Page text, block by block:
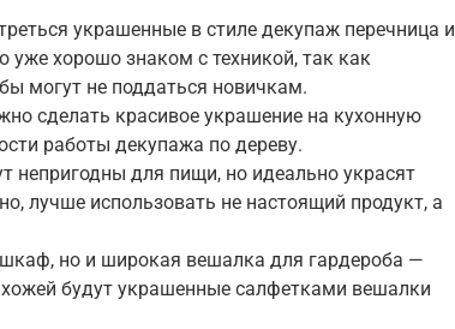
украшенные в стиле декупаж перечница и
уже хорошо знаком с техникой, так как
могут не поддаться новичкам.
сделать красивое украшение на кухонную
работы декупажа по дереву.
непригодны для пищи, но идеально украсят
лучше использовать не настоящий продукт, а
но и широкая вешалка для гардероба —
будут украшенные салфетками вешалки